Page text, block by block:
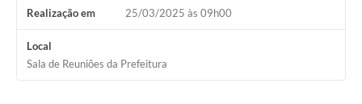
Realização em 25/03/2025 às 09h00
Local
Sala de Reuniões da Prefeitura